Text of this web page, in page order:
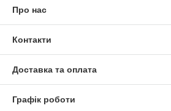
Про нас
Контакти
Доставка та оплата
Графік роботи